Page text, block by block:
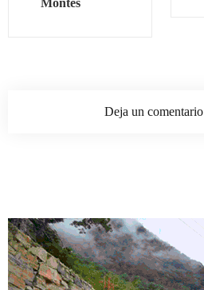
Deja un comentario